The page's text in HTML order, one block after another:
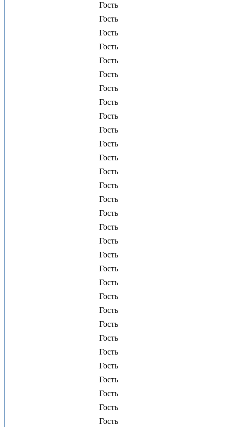
Гость
Гость
Гость
Гость
Гость
Гость
Гость
Гость
Гость
Гость
Гость
Гость
Гость
Гость
Гость
Гость
Гость
Гость
Гость
Гость
Гость
Гость
Гость
Гость
Гость
Гость
Гость
Гость
Гость
Гость
Гость